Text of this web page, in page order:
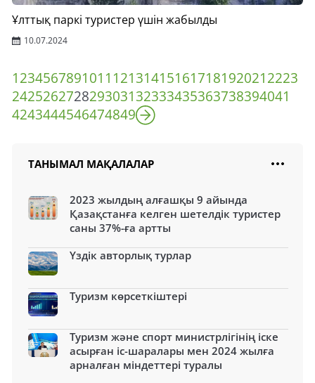
Ұлттық паркі туристер үшін жабылды
10.07.2024
1234567891011 121314151617181920212223
242526272829303132333435363738394041
4243444546474849
ТАНЫМАЛ МАҚАЛАЛАР
2023 жылдың алғашқы 9 айында
Қазақстанға келген шетелдік туристер
саны 37%-ға артты
Үздік авторлық турлар
Туризм көрсеткіштері
Туризм және спорт министрлігінің іске
асырған іс-шаралары мен 2024 жылға
арналған міндеттері туралы